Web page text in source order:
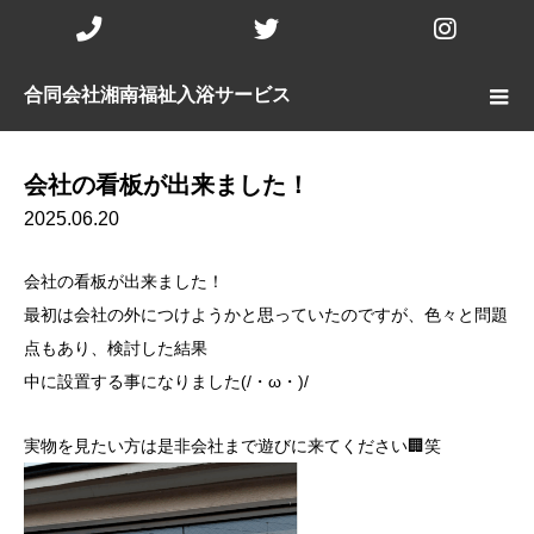
合同会社湘南福祉入浴サービス
会社の看板が出来ました！
2025.06.20
会社の看板が出来ました！
最初は会社の外につけようかと思っていたのですが、色々と問題
点もあり、検討した結果
中に設置する事になりました(/・ω・)/
実物を見たい方は是非会社まで遊びに来てください🏢笑
Number
for
calling